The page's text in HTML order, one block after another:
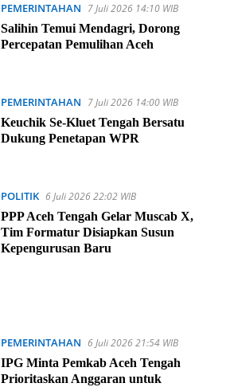
PEMERINTAHAN 7 Juli 2026 14:10 WIB
Salihin Temui Mendagri, Dorong
Percepatan Pemulihan Aceh
PEMERINTAHAN 7 Juli 2026 14:00 WIB
Keuchik Se-Kluet Tengah Bersatu
Dukung Penetapan WPR
POLITIK 6 Juli 2026 22:02 WIB
PPP Aceh Tengah Gelar Muscab X,
Tim Formatur Disiapkan Susun
Kepengurusan Baru
PEMERINTAHAN 6 Juli 2026 21:54 WIB
IPG Minta Pemkab Aceh Tengah
Prioritaskan Anggaran untuk